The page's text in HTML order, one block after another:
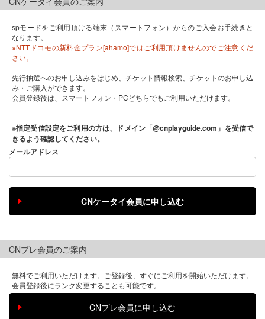
spモードをご利用頂ける端末（スマートフォン）からのご入会お手続きと
なります。
※NTTドコモの新料金プラン[ahamo]ではご利用頂けませんのでご注意くだ
さい。
先行抽選へのお申し込みをはじめ、チケット情報検索、チケットのお申し込
み・ご購入ができます。
会員登録後は、スマートフォン・PCどちらでもご利用いただけます。
※指定受信設定をご利用の方は、ドメイン「@cnplayguide.com」を受信で
きるよう確認してください。
メールアドレス
CNプレ会員のご案内
無料でご利用いただけます。ご登録後、すぐにご利用を開始いただけます。
会員登録後にランク変更することも可能です。